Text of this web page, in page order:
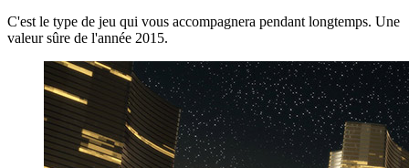
C'est le type de jeu qui vous accompagnera pendant longtemps. Une
valeur sûre de l'année 2015.